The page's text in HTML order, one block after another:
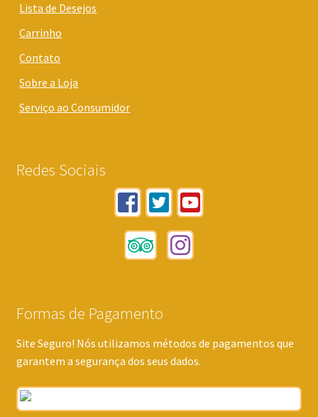
Lista de Desejos
Carrinho
Contato
Sobre a Loja
Serviço ao Consumidor
Redes Sociais
Formas de Pagamento
Site Seguro! Nós utilizamos métodos de pagamentos que
garantem a segurança dos seus dados.